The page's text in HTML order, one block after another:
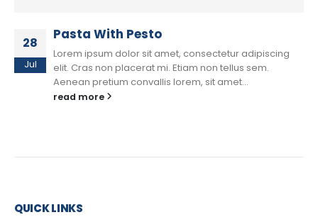
28
Jul
Pasta With Pesto
Lorem ipsum dolor sit amet, consectetur adipiscing
elit. Cras non placerat mi. Etiam non tellus sem.
Aenean pretium convallis lorem, sit amet...
read more
QUICK LINKS